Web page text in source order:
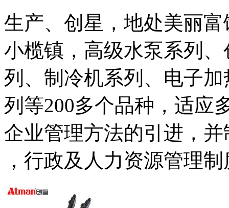
生产、创星，地处美丽
小榄镇，高级水泵系列
列、制冷机系列、电子
列等200多个品种，适应
企业管理方法的引进，
，行政及人力资源管理